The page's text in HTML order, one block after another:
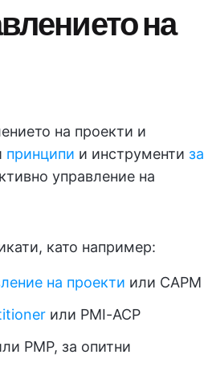
на
на проекти и
принципи и инструменти за
управление на
като например:
на проекти или CAPM
или PMI-ACP
PMP, за опитни